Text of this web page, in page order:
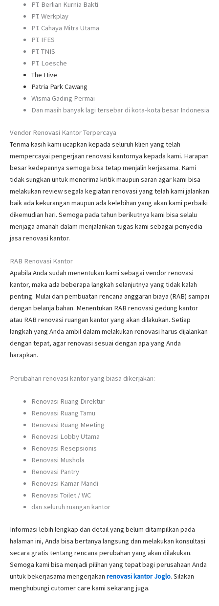
PT. Berlian Kurnia Bakti
PT. Werkplay
PT. Cahaya Mitra Utama
PT. IFES
PT. TNIS
PT. Loesche
The Hive
Patria Park Cawang
Wisma Gading Permai
Dan masih banyak lagi tersebar di kota-kota besar Indonesia
Vendor Renovasi Kantor Terpercaya
Terima kasih kami ucapkan kepada seluruh klien yang telah
mempercayai pengerjaan renovasi kantornya kepada kami. Harapan
besar kedepannya semoga bisa tetap menjalin kerjasama. Kami
tidak sungkan untuk menerima kritik maupun saran agar kami bisa
melakukan review segala kegiatan renovasi yang telah kami jalankan
baik ada kekurangan maupun ada kelebihan yang akan kami perbaiki
dikemudian hari. Semoga pada tahun berikutnya kami bisa selalu
menjaga amanah dalam menjalankan tugas kami sebagai penyedia
jasa renovasi kantor.
RAB Renovasi Kantor
Apabila Anda sudah menentukan kami sebagai vendor renovasi
kantor, maka ada beberapa langkah selanjutnya yang tidak kalah
penting. Mulai dari pembuatan rencana anggaran biaya (RAB) sampai
dengan belanja bahan. Menentukan RAB renovasi gedung kantor
atau RAB renovasi ruangan kantor yang akan dilakukan. Setiap
langkah yang Anda ambil dalam melakukan renovasi harus dijalankan
dengan tepat, agar renovasi sesuai dengan apa yang Anda
harapkan.
Perubahan renovasi kantor yang biasa dikerjakan:
Renovasi Ruang Direktur
Renovasi Ruang Tamu
Renovasi Ruang Meeting
Renovasi Lobby Utama
Renovasi Resepsionis
Renovasi Mushola
Renovasi Pantry
Renovasi Kamar Mandi
Renovasi Toilet / WC
dan seluruh ruangan kantor
Informasi lebih lengkap dan detail yang belum ditampilkan pada
halaman ini, Anda bisa bertanya langsung dan melakukan konsultasi
secara gratis tentang rencana perubahan yang akan dilakukan.
Semoga kami bisa menjadi pilihan yang tepat bagi perusahaan Anda
untuk bekerjasama mengerjakan renovasi kantor Joglo. Silakan
menghubungi cutomer care kami sekarang juga.